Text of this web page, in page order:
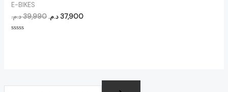
E-BIKES
39,990د.م.
37,900 د.م.